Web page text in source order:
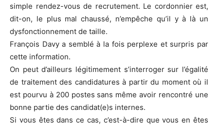
simple rendez-vous de recrutement. Le cordonnier est,
dit-on, le plus mal chaussé, n’empêche qu’il y à là un
dysfonctionnement de taille.
François Davy a semblé à la fois perplexe et surpris par
cette information.
On peut d’ailleurs légitimement s’interroger sur l’égalité
de traitement des candidatures à partir du moment où il
est pourvu à 200 postes sans même avoir rencontré une
bonne partie des candidat(e)s internes.
Si vous êtes dans ce cas, c’est-à-dire que vous en êtes